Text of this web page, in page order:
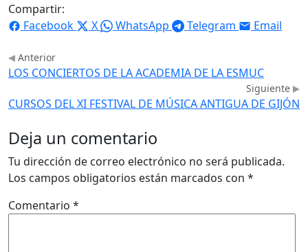
Compartir:
Facebook
X WhatsApp Telegram Email
Anterior
LOS CONCIERTOS DE LA ACADEMIA DE LA ESMUC
Siguiente
CURSOS DEL XI FESTIVAL DE MÚSICA ANTIGUA DE GIJÓN
Deja un comentario
Tu dirección de correo electrónico no será publicada.
Los campos obligatorios están marcados con *
Comentario *